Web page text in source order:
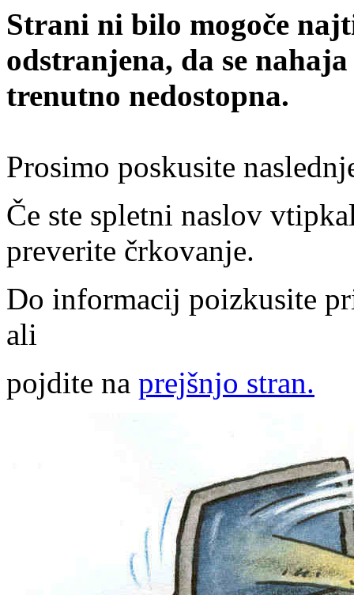
Strani ni bilo mogoče
odstranjena, da se
trenutno nedostopna.
Prosimo poskusite
Če ste spletni naslov
preverite črkovanje.
Do informacij poizkusite
ali
pojdite na prejšnjo stran.